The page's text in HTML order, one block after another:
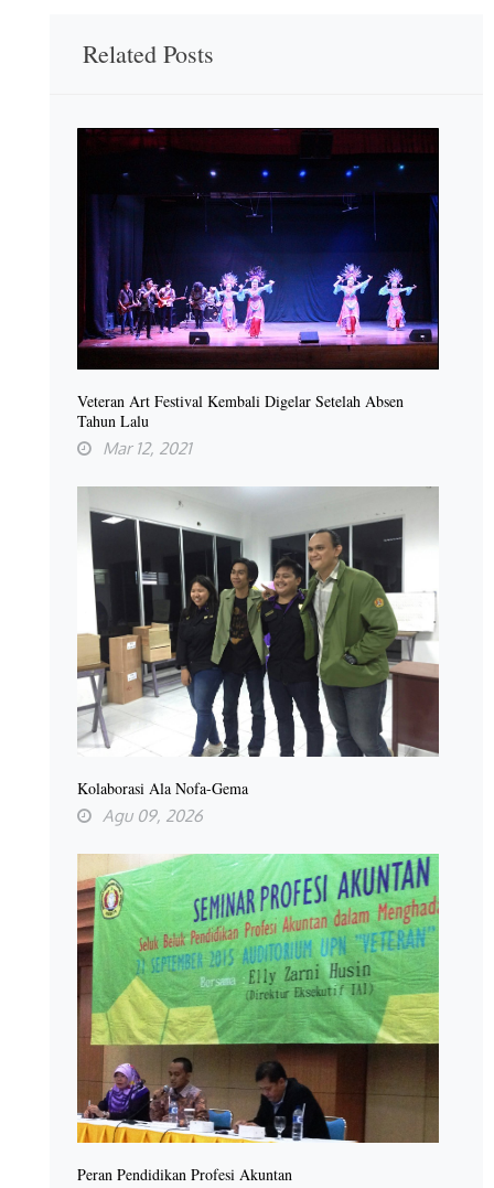
Related Posts
Veteran Art Festival Kembali Digelar Setelah Absen
Tahun Lalu
Mar 12, 2021
Kolaborasi Ala Nofa-Gema
Agu 09, 2026
Peran Pendidikan Profesi Akuntan